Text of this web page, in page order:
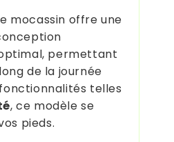
mocassin offre une
permettant
de la journée
telles
, ce modèle se
pieds.